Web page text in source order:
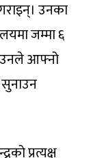
गराइन्। उनका
जम्मा ६
उनले आफ्नो
सुनाउन